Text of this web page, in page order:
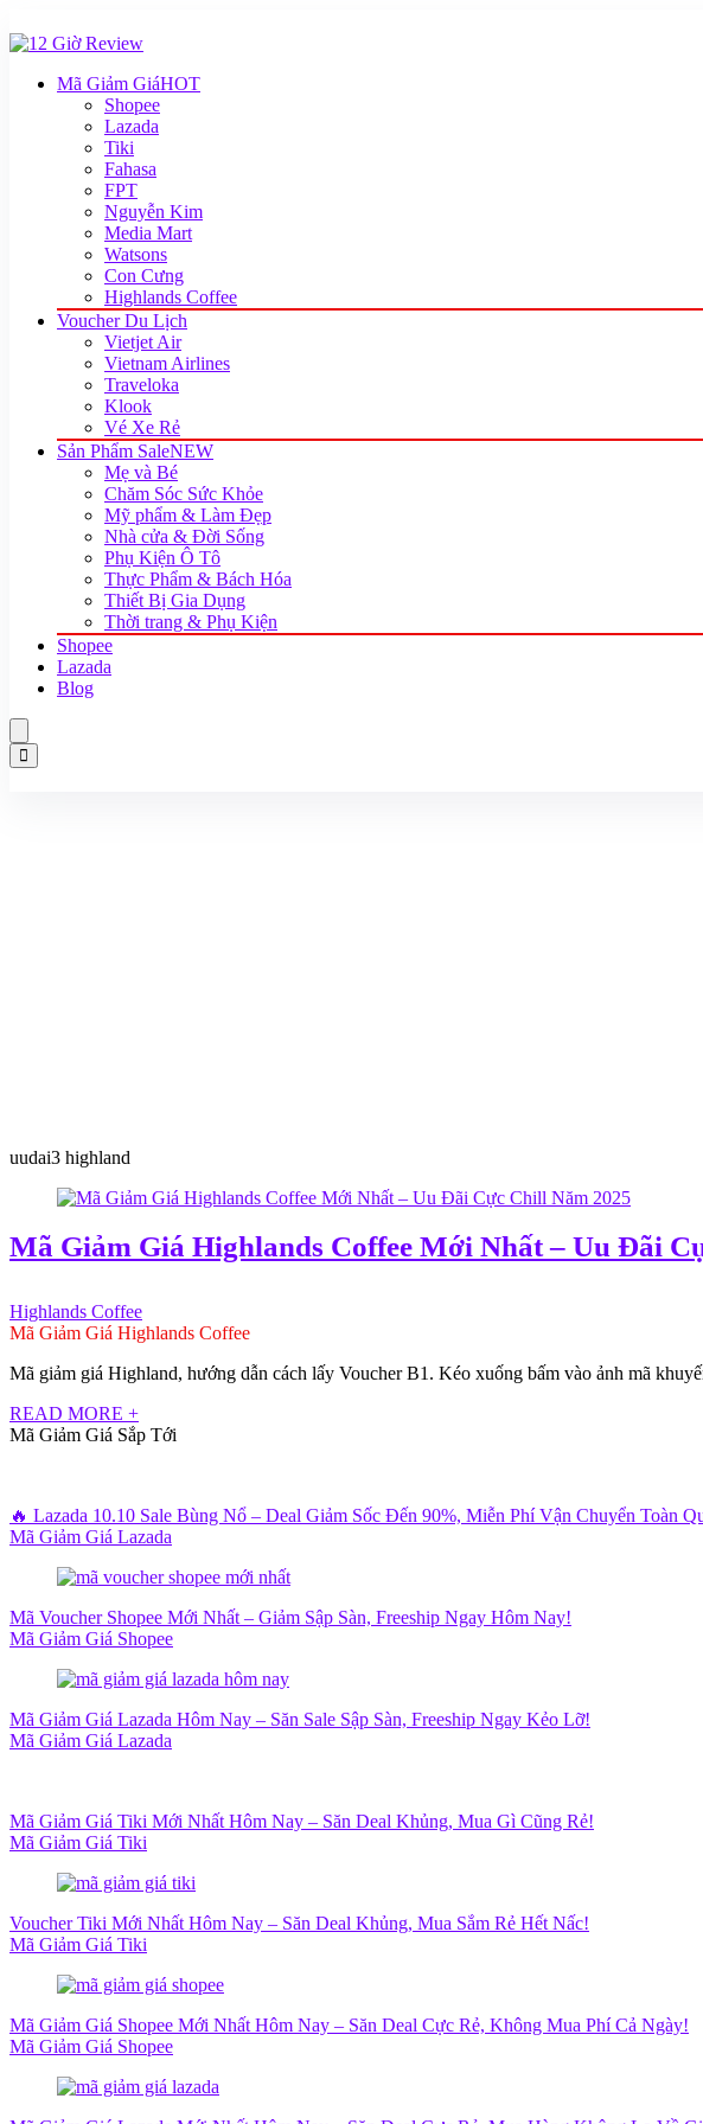
Mã Giảm GiáHOT
Shopee
Lazada
Tiki
Fahasa
FPT
Nguyễn Kim
Media Mart
Watsons
Con Cưng
Highlands Coffee
Voucher Du Lịch
Vietjet Air
Vietnam Airlines
Traveloka
Klook
Vé Xe Rẻ
Sản Phẩm SaleNEW
Mẹ và Bé
Chăm Sóc Sức Khỏe
Mỹ phẩm & Làm Đẹp
Nhà cửa & Đời Sống
Phụ Kiện Ô Tô
Thực Phẩm & Bách Hóa
Thiết Bị Gia Dụng
Thời trang & Phụ Kiện
Shopee
Lazada
Blog
uudai3 highland
Mã Giảm Giá Highlands Coffee Mới Nhất – Uu Đãi
Highlands Coffee
Mã Giảm Giá Highlands Coffee
Mã giảm giá Highland, hướng dẫn cách lấy Voucher B1. Kéo xuống bấm vào ảnh mã
READ MORE +
Mã Giảm Giá Sắp Tới
🔥 Lazada 10.10 Sale Bùng Nổ – Deal Giảm Sốc Đến 90%, Miễn Phí Vận Chuyển Toàn
Mã Giảm Giá Lazada
Mã Voucher Shopee Mới Nhất – Giảm Sập Sàn, Freeship Ngay Hôm Nay!
Mã Giảm Giá Shopee
Mã Giảm Giá Lazada Hôm Nay – Săn Sale Sập Sàn, Freeship Ngay Kẻo Lỡ!
Mã Giảm Giá Lazada
Mã Giảm Giá Tiki Mới Nhất Hôm Nay – Săn Deal Khủng, Mua Gì Cũng Rẻ!
Mã Giảm Giá Tiki
Voucher Tiki Mới Nhất Hôm Nay – Săn Deal Khủng, Mua Sắm Rẻ Hết Nấc!
Mã Giảm Giá Tiki
Mã Giảm Giá Shopee Mới Nhất Hôm Nay – Săn Deal Cực Rẻ, Không Mua Phí Cả Ngày!
Mã Giảm Giá Shopee